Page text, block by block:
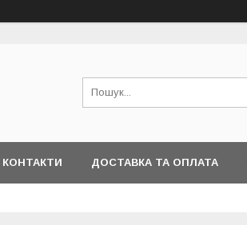
КОНТАКТИ ДОСТАВКА ТА ОПЛАТА